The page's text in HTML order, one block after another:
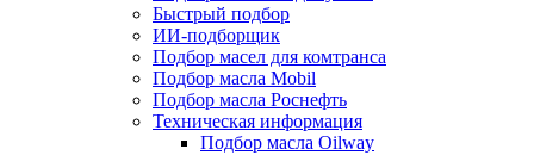
Быстрый подбор
ИИ-подборщик
Подбор масел для комтранса
Подбор масла Mobil
Подбор масла Роснефть
Техническая информация
Подбор масла Oilway